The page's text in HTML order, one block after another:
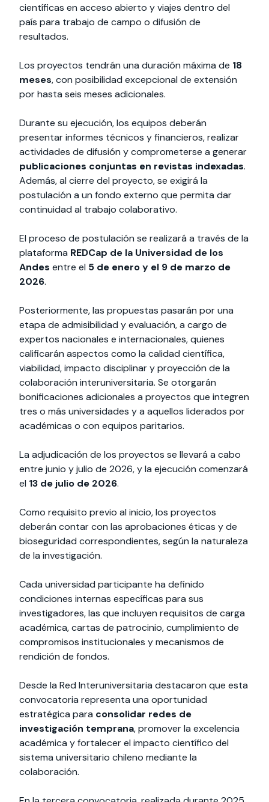
científicas en acceso abierto y viajes dentro del
país para trabajo de campo o difusión de
resultados.
Los proyectos tendrán una duración máxima de 18
meses, con posibilidad excepcional de extensión
por hasta seis meses adicionales.
Durante su ejecución, los equipos deberán
presentar informes técnicos y financieros, realizar
actividades de difusión y comprometerse a generar
publicaciones conjuntas en revistas indexadas.
Además, al cierre del proyecto, se exigirá la
postulación a un fondo externo que permita dar
continuidad al trabajo colaborativo.
El proceso de postulación se realizará a través de la
plataforma REDCap de la Universidad de los
Andes entre el 5 de enero y el 9 de marzo de
2026.
Posteriormente, las propuestas pasarán por una
etapa de admisibilidad y evaluación, a cargo de
expertos nacionales e internacionales, quienes
calificarán aspectos como la calidad científica,
viabilidad, impacto disciplinar y proyección de la
colaboración interuniversitaria. Se otorgarán
bonificaciones adicionales a proyectos que integren
tres o más universidades y a aquellos liderados por
académicas o con equipos paritarios.
La adjudicación de los proyectos se llevará a cabo
entre junio y julio de 2026, y la ejecución comenzará
el 13 de julio de 2026.
Como requisito previo al inicio, los proyectos
deberán contar con las aprobaciones éticas y de
bioseguridad correspondientes, según la naturaleza
de la investigación.
Cada universidad participante ha definido
condiciones internas específicas para sus
investigadores, las que incluyen requisitos de carga
académica, cartas de patrocinio, cumplimiento de
compromisos institucionales y mecanismos de
rendición de fondos.
Desde la Red Interuniversitaria destacaron que esta
convocatoria representa una oportunidad
estratégica para consolidar redes de
investigación temprana, promover la excelencia
académica y fortalecer el impacto científico del
sistema universitario chileno mediante la
colaboración.